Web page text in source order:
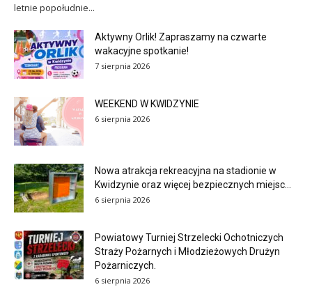
letnie popołudnie...
Aktywny Orlik! Zapraszamy na czwarte
wakacyjne spotkanie!
7 sierpnia 2026
WEEKEND W KWIDZYNIE
6 sierpnia 2026
Nowa atrakcja rekreacyjna na stadionie w
Kwidzynie oraz więcej bezpiecznych miejsc...
6 sierpnia 2026
Powiatowy Turniej Strzelecki Ochotniczych
Straży Pożarnych i Młodzieżowych Drużyn
Pożarniczych.
6 sierpnia 2026